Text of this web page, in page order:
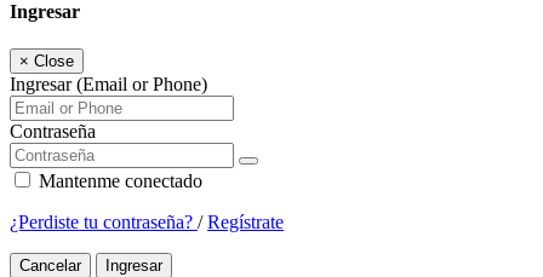
Ingresar
× Close
Ingresar (Email or Phone)
Contraseña
Mantenme conectado
¿Perdiste tu contraseña? /Regístrate
Cancelar Ingresar